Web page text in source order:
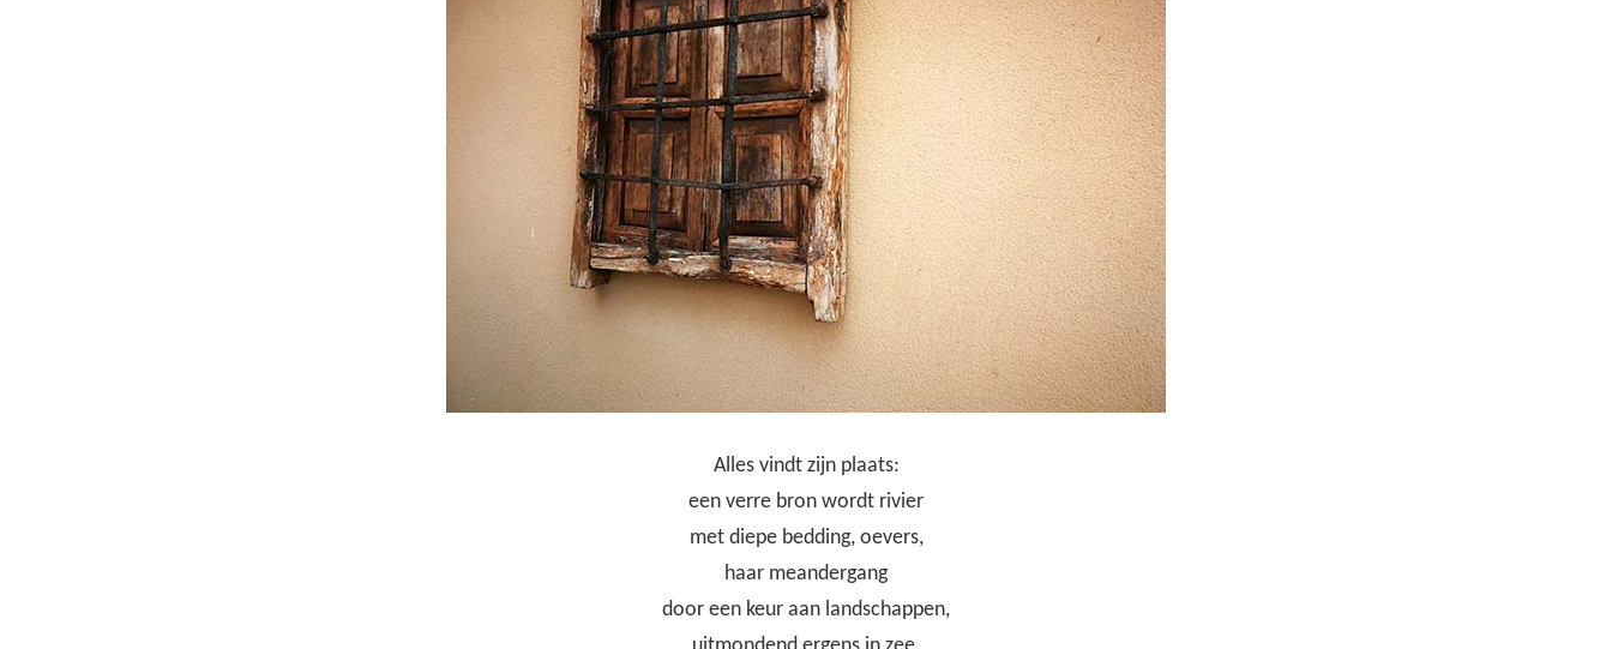
Alles vindt zijn plaats:
een verre bron wordt rivier
met diepe bedding, oevers,
haar meandergang
door een keur aan landschappen,